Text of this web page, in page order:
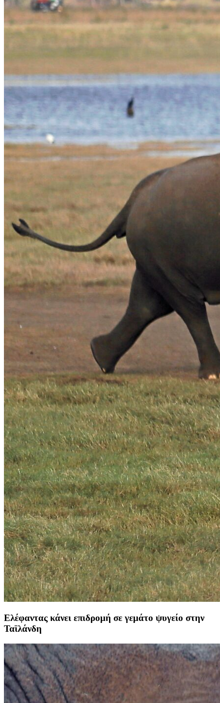
Ελέφαντας κάνει επιδρομή σε γεμάτο ψυγείο στην
Ταϊλάνδη